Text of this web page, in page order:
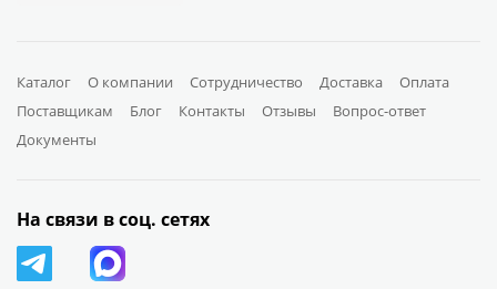
Каталог О компании Сотрудничество Доставка
Оплата
Поставщикам
Блог Контакты Отзывы
Вопрос-ответ
Документы
На связи в соц. сетях